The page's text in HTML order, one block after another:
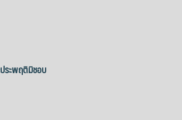
ระพฤติมิชอบ